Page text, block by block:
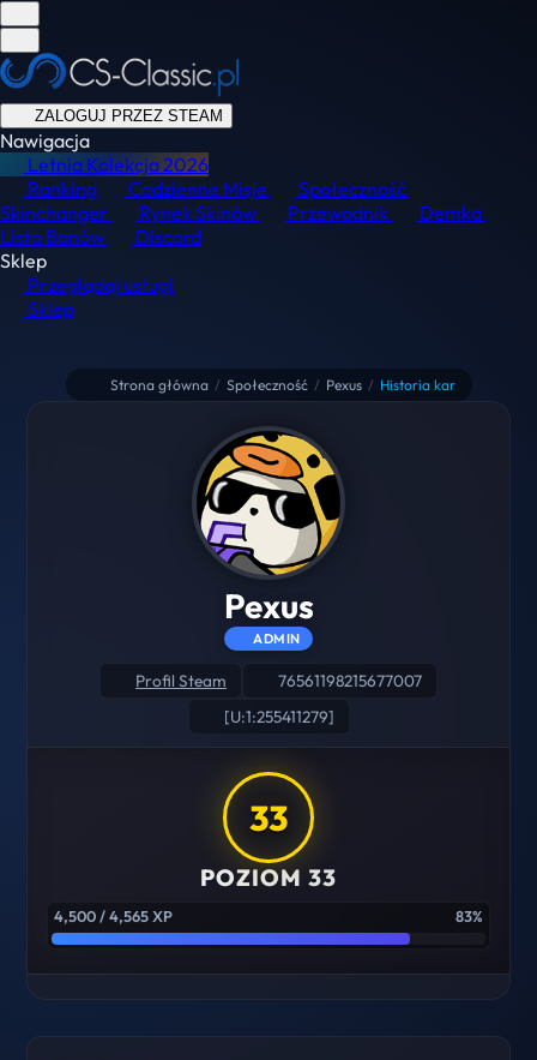
ZALOGUJ PRZEZ STEAM
Nawigacja
Letnia Kolekcja2026
Ranking
Codzienne Misje
Społeczność
Skinchanger
Rynek Skinów Przewodnik
Demka
Lista Banów
Discord
Sklep
Przeglądaj usługi
Sklep
Strona główna / Społeczność / Pexus / Historia kar
Pexus
ADMIN
Profil Steam
76561198215677007
[U:1:255411279]
33
POZIOM 33
4,500 / 4,565 XP 83%